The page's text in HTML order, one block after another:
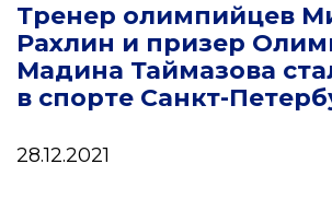
Тренер олимпийцев
Рахлин и призер
Мадина Таймазова
в спорте Санкт-
28.12.2021